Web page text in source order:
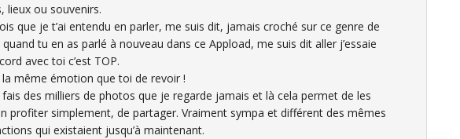
lieux ou souvenirs.
que je t’ai entendu en parler, me suis dit, jamais croché sur ce genre de
tu en as parlé à nouveau dans ce Appload, me suis dit aller j’essaie
avec toi c’est TOP.
la même émotion que toi de revoir !
des milliers de photos que je regarde jamais et là cela permet de les
profiter simplement, de partager. Vraiment sympa et différent des mêmes
qui existaient jusqu’à maintenant.